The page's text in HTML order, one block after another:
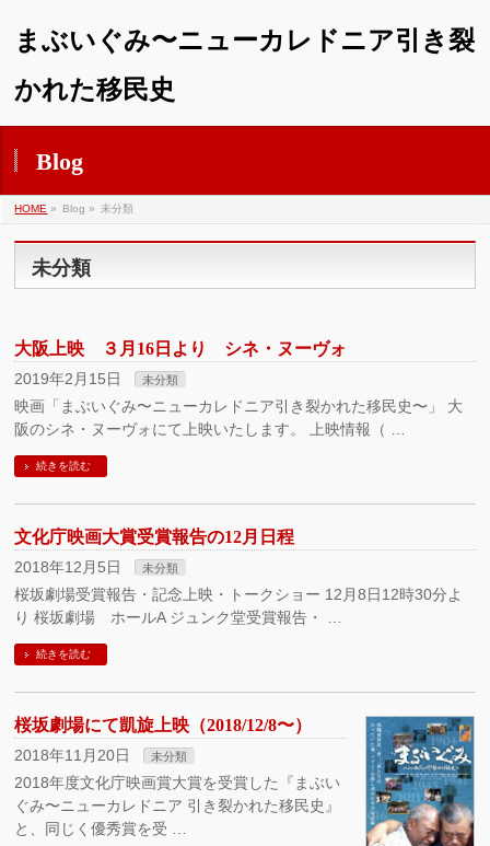
まぶいぐみ〜ニューカレドニア引き裂
かれた移民史
Blog
HOME » Blog » 未分類
未分類
大阪上映 ３月16日より シネ・ヌーヴォ
2019年2月15日 未分類
映画「まぶいぐみ〜ニューカレドニア引き裂かれた移民史〜」 大
阪のシネ・ヌーヴォにて上映いたします。 上映情報（ …
続きを読む
文化庁映画大賞受賞報告の12月日程
2018年12月5日 未分類
桜坂劇場受賞報告・記念上映・トークショー 12月8日12時30分よ
り 桜坂劇場 ホールA ジュンク堂受賞報告・ …
続きを読む
桜坂劇場にて凱旋上映（2018/12/8〜）
2018年11月20日 未分類
2018年度文化庁映画賞大賞を受賞した『まぶい
ぐみ〜ニューカレドニア 引き裂かれた移民史』
と、同じく優秀賞を受 …